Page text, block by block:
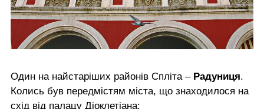
Один на найстаріших районів Спліта – Радуниця.
Колись був передмістям міста, що знаходилося на
схід від палацу Діоклетіана: